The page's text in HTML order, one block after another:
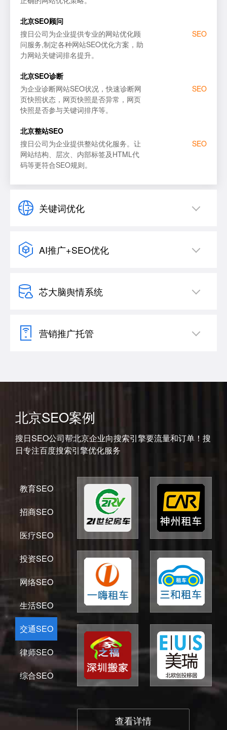
网站SEO优化
SEO优化诊断 搜狗
北京SEO顾问
SEO
搜日公司为企业提供专业的网站优化顾
问服务,制定各种网站SEO优化方案，助
力网站关键词排名提升。
北京SEO诊断
SEO
为企业诊断网站SEO状况，快速诊断网
页快照状态，网页快照是否异常，网页
快照是否参与关键词排序等。
北京整站SEO
SEO
搜日公司为企业提供整站优化服务。让
网站结构、层次、内部标签及HTML代
码等更符合SEO规则。
关键词优化
AI推广+SEO优化
芯大脑舆情系统
营销推广托管
北京SEO案例
搜日SEO公司帮北京企业向搜索引擎要流量和订单！搜
日专注百度搜索引擎优化服务
教育SEO
招商SEO
医疗SEO
投资SEO
网络SEO
生活SEO
交通SEO
律师SEO
综合SEO
查看详情